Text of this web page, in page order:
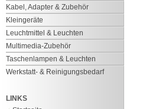
Kabel, Adapter & Zubehör
Kleingeräte
Leuchtmittel & Leuchten
Multimedia-Zubehör
Taschenlampen & Leuchten
Werkstatt- & Reinigungsbedarf
LINKS